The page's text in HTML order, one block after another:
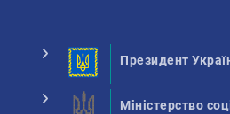
Президент
Міністерство